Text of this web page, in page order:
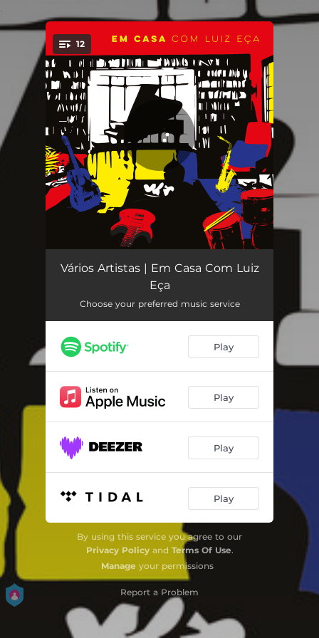
You're all set!
12
Alegria de Viver 03:23
Imagem (Citação Imagem No. 2) 04:34
Quase um Adeus 04:28
Tamba 03:38
Búzios (3 Minutos para um Aviso Importante) 04:57
Mestre Bimba 05:04
Menino da Noite 04:07
Reencontro
Chico's Blues
Vários Artistas | Em Casa Com Luiz
Eça
Choose your preferred music service
Play
Play
Play
Play
By using this service you agree to our
Privacy Policyand Terms Of Use.
Manage your permissions
Report a Problem